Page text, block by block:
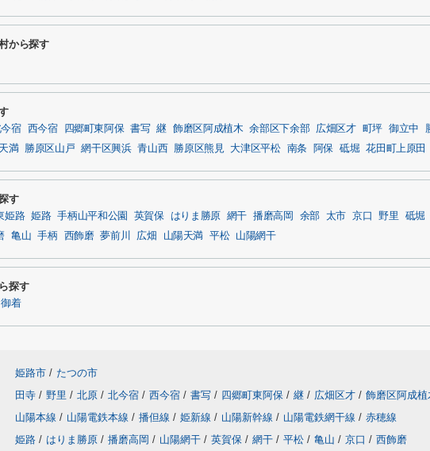
から探す
宿 西今宿 四郷町東阿保 書写 継 飾磨区阿成植木 余部区下余部 広畑区才 町坪 御立中
満 勝原区山戸 網干区興浜 青山西 勝原区熊見 大津区平松 南条 阿保 砥堀 花田町上原田
す
姫路 姫路 手柄山平和公園 英賀保 はりま勝原 網干 播磨高岡 余部 太市 京口 野里 砥堀
亀山 手柄 西飾磨 夢前川 広畑 山陽天満 平松 山陽網干
探す
御着
姫路市 / たつの市
田寺 / 野里 / 北原 / 北今宿 / 西今宿 / 書写 / 四郷町東阿保 / 継 / 広畑区才 / 飾磨区阿成植
山陽本線 / 山陽電鉄本線 / 播但線 / 姫新線 / 山陽新幹線 / 山陽電鉄網干線 / 赤穂線
姫路 / はりま勝原 / 播磨高岡 / 山陽網干 / 英賀保 / 網干 / 平松 / 亀山 / 京口 / 西飾磨